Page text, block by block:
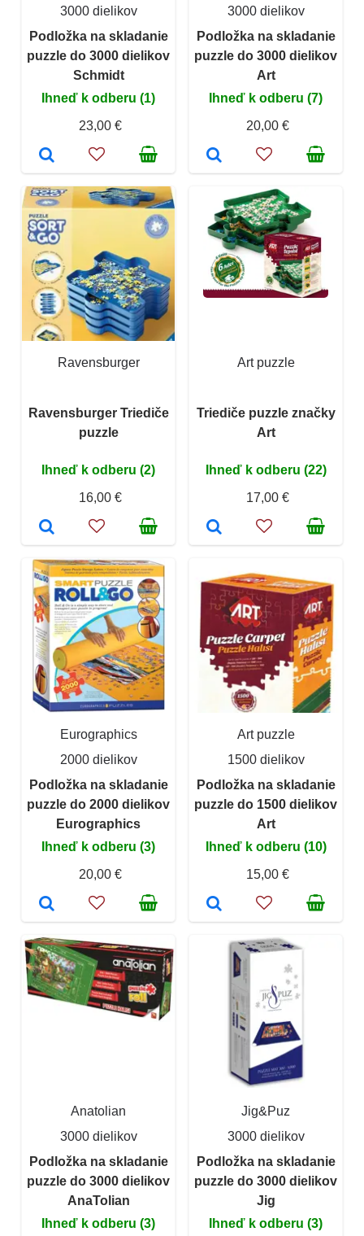
3000 dielikov
Podložka na skladanie
puzzle do 3000 dielikov
Schmidt
Ihneď k odberu (1)
23,00 €
3000 dielikov
Podložka na skladanie
puzzle do 3000 dielikov
Art
Ihneď k odberu (7)
20,00 €
Ravensburger
Ravensburger Triediče
puzzle
Ihneď k odberu (2)
16,00 €
Art puzzle
Triediče puzzle značky
Art
Ihneď k odberu (22)
17,00 €
Eurographics
2000 dielikov
Podložka na skladanie
puzzle do 2000 dielikov
Eurographics
Ihneď k odberu (3)
20,00 €
Art puzzle
1500 dielikov
Podložka na skladanie
puzzle do 1500 dielikov
Art
Ihneď k odberu (10)
15,00 €
Anatolian
3000 dielikov
Podložka na skladanie
puzzle do 3000 dielikov
AnaTolian
Ihneď k odberu (3)
Jig&Puz
3000 dielikov
Podložka na skladanie
puzzle do 3000 dielikov
Jig
Ihneď k odberu (3)